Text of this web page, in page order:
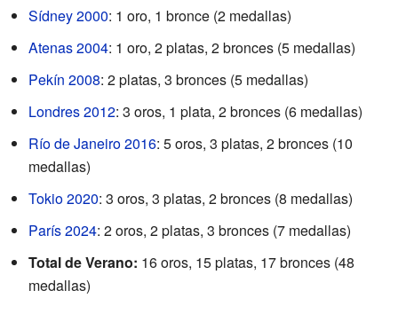
Sídney 2000: 1 oro, 1 bronce (2 medallas)
Atenas 2004: 1 oro, 2 platas, 2 bronces (5 medallas)
Pekín 2008: 2 platas, 3 bronces (5 medallas)
Londres 2012: 3 oros, 1 plata, 2 bronces (6 medallas)
Río de Janeiro 2016: 5 oros, 3 platas, 2 bronces (10
medallas)
Tokio 2020: 3 oros, 3 platas, 2 bronces (8 medallas)
París 2024: 2 oros, 2 platas, 3 bronces (7 medallas)
Total de Verano: 16 oros, 15 platas, 17 bronces (48
medallas)